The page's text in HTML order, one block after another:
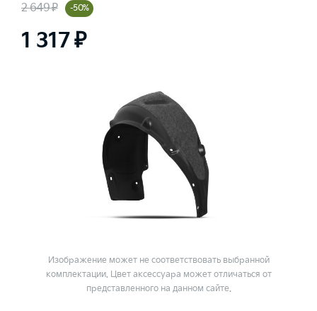
2 649 ₽ -50%
1 317 ₽
Изображение может не соответствовать выбранной
комплектации. Цвет аксессуара может отличаться от
представленного на данном сайте.